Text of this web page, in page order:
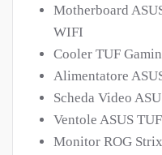
Motherboard
WIFI
Cooler TUF
Alimentatore
Scheda Video
Ventole ASUS
Monitor ROG